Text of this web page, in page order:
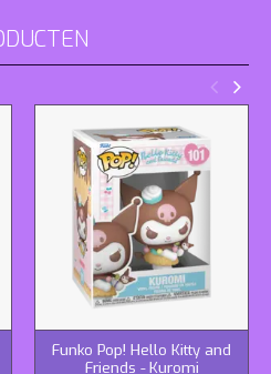
Funko Pop! Hello Kitty and
Friends - Kuromi